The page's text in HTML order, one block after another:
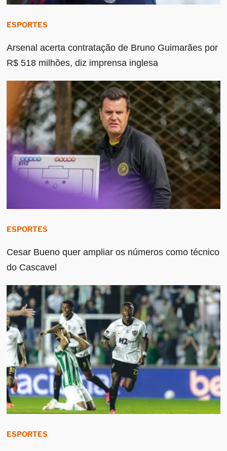
ESPORTES
Arsenal acerta contratação de Bruno Guimarães por
R$ 518 milhões, diz imprensa inglesa
ESPORTES
Cesar Bueno quer ampliar os números como técnico
do Cascavel
ESPORTES